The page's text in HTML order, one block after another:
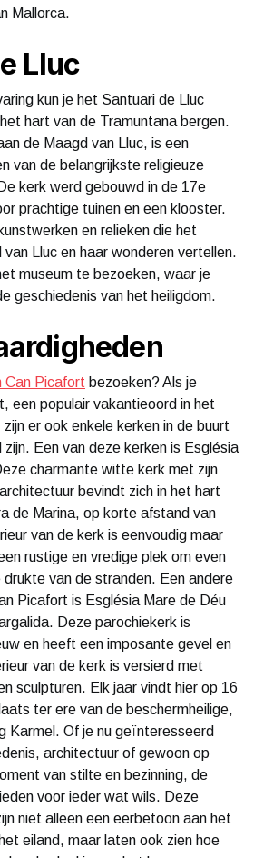
Mallorca.
Lluc
kun je het Santuari de Lluc
hart van de Tramuntana bergen.
de Maagd van Lluc, is een
van de belangrijkste religieuze
kerk werd gebouwd in de 17e
prachtige tuinen en een klooster.
en relieken die het
Lluc en haar wonderen vertellen.
museum te bezoeken, waar je
geschiedenis van het heiligdom.
Can Picafort bezoeken? Als je
een populair vakantieoord in het
er ook enkele kerken in de buurt
Een van deze kerken is Església
charmante witte kerk met zijn
bevindt zich in het hart
de Marina, op korte afstand van
van de kerk is eenvoudig maar
rustige en vredige plek om even
van de stranden. Een andere
Picafort is Església Mare de Déu
Deze parochiekerk is
en heeft een imposante gevel en
van de kerk is versierd met
sculpturen. Elk jaar vindt hier op 16
ter ere van de beschermheilige,
Karmel. Of je nu geïnteresseerd
architectuur of gewoon op
van stilte en bezinning, de
voor ieder wat wils. Deze
niet alleen een eerbetoon aan het
eiland, maar laten ook zien hoe